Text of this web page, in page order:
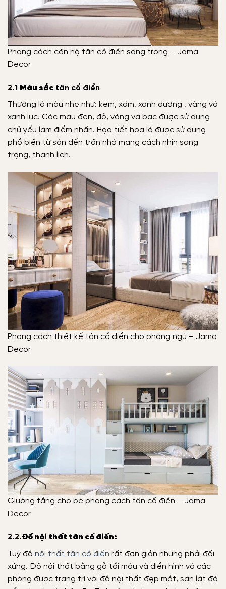
Phong cách căn hộ tân cổ điển sang trọng – Jama
Decor
2.1 Màu sắc tân cổ điển
Thường là màu nhẹ như: kem, xám, xanh dương , vàng và
xanh lục. Các màu đen, đỏ, vàng và bạc được sử dụng
chủ yếu làm điểm nhấn. Họa tiết hoa lá được sử dụng
phổ biến từ sàn đến trần nhà mang cách nhìn sang
trọng, thanh lịch.
Phong cách thiết kế tân cổ điển cho phòng ngủ – Jama
Decor
Giường tầng cho bé phong cách tân cổ điển – Jama
Decor
2.2.Đồ nội thất tân cổ điển:
Tuy đồ nội thất tân cổ điển rất đơn giản nhưng phải đối
xứng. Đồ nội thất bằng gỗ tối màu và điển hình và các
phòng được trang trí với đồ nội thất đẹp mắt, sàn lát đá